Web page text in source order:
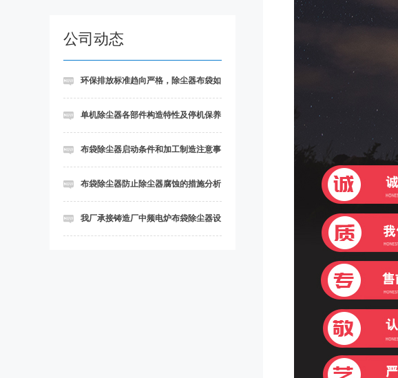
公司动态
环保排放标准趋向严格，除尘器布袋如
何实现超低排放
单机除尘器各部件构造特性及停机保养
细则讲述布袋除尘器启动条件和加工制造注意事
项 布袋除尘器防止除尘器腐蚀的措施分析
我厂承接铸造厂中频电炉布袋除尘器设